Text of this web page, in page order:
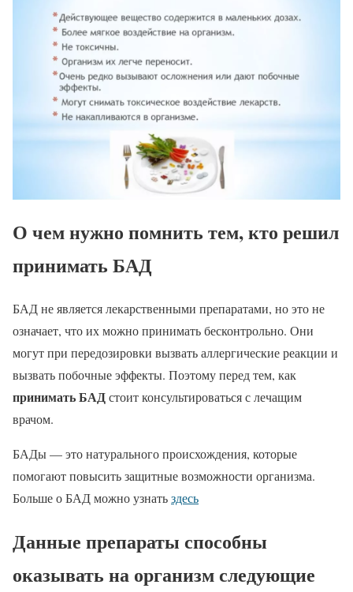
О чем нужно помнить тем, кто решил
принимать БАД
БАД не является лекарственными препаратами, но это не
означает, что их можно принимать бесконтрольно. Они
могут при передозировки вызвать аллергические реакции и
вызвать побочные эффекты. Поэтому перед тем, как
принимать БАДстоит консультироваться с лечащим
врачом.
БАДы — это натурального происхождения, которые
помогают повысить защитные возможности организма.
Больше о БАД можно узнатьздесь
Данные препараты способны
оказывать на организм следующие